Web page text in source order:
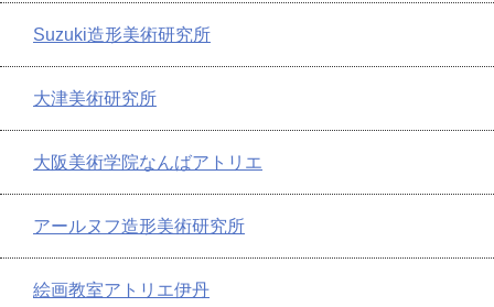
Suzuki造形美術研究所
大津美術研究所
大阪美術学院なんばアトリエ
アールヌフ造形美術研究所
絵画教室アトリエ伊丹